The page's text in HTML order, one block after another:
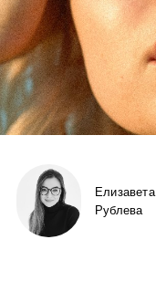
Елизавета
Рублева